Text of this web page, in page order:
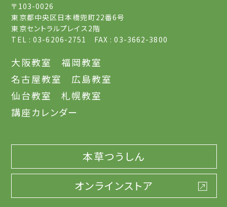
〒103-0026
東京都中央区日本橋兜町22番6号
東京セントラルプレイス2階
TEL : 03-6206-2751 FAX : 03-3662-3800
大阪教室
福岡教室
名古屋教室
広島教室
仙台教室
札幌教室
講座カレンダー
本草つうしん
オンラインストア